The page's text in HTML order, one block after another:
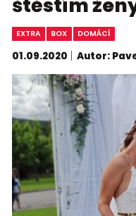
štěstím
EXTRA BOX DOMÁCÍ
01.09.2020 Autor: